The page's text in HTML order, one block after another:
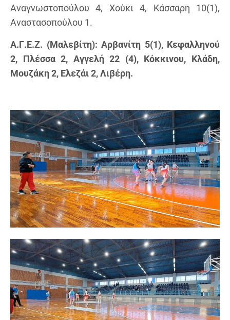
Αναγνωστοπούλου 4, Χούκι 4, Κάσσαρη 10(1),
Αναστασοπούλου 1.
Α.Γ.Ε.Ζ. (Μαλεβίτη): Αρβανίτη 5(1), Κεφαλληνού
2, Πλέσσα 2, Αγγελή 22 (4), Κόκκινου, Κλάδη,
Μουζάκη 2, Ελεζάι 2, Λιβέρη.